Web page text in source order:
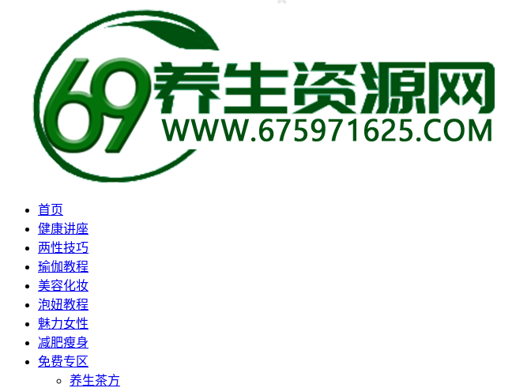
首页
健康讲座
两性技巧
瑜伽教程
美容化妆
泡妞教程
魅力女性
减肥瘦身
免费专区
养生茶方